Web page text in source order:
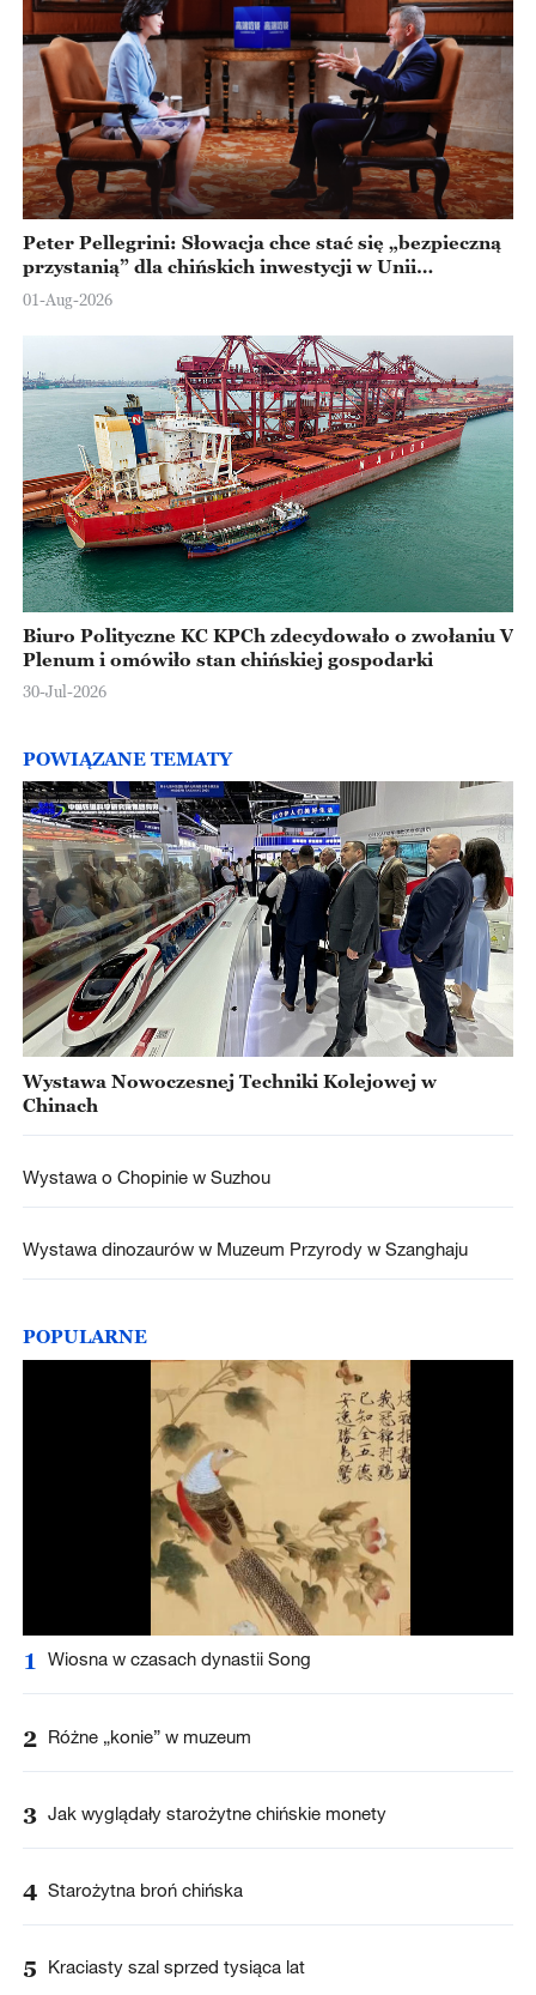
Peter Pellegrini: Słowacja chce stać się „bezpieczną
przystanią” dla chińskich inwestycji w Unii
Europejskiej
01-Aug-2026
Biuro Polityczne KC KPCh zdecydowało o zwołaniu V
Plenum i omówiło stan chińskiej gospodarki
30-Jul-2026
POWIĄZANE TEMATY
Wystawa Nowoczesnej Techniki Kolejowej w
Chinach
Wystawa o Chopinie w Suzhou
Wystawa dinozaurów w Muzeum Przyrody w Szanghaju
POPULARNE
1 Wiosna w czasach dynastii Song
2 Różne „konie” w muzeum
3 Jak wyglądały starożytne chińskie monety
4 Starożytna broń chińska
5 Kraciasty szal sprzed tysiąca lat